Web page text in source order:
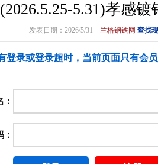
(2026.5.25-5.31)孝感
发表日期：2026/5/31 兰格钢铁网 查找